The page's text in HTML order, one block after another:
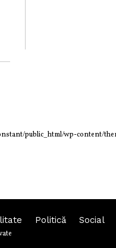
public_html/wp-content/
Politică Social